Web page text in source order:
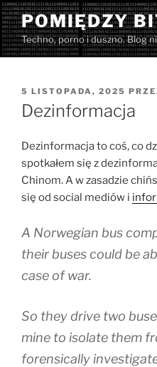
Przejdź
do
treści
POMIĘDZY
Techno, porno i duszno. Blog
OPUBLIKOWANE
W
5 LISTOPADA, 2025
Dezinformacja
Dezinformacja to coś, co
spotkałem się z
Chinom. A w zasadzie
się od social mediów i
A Norwegian bus
their buses could be
case of war.
So they drive two
mine to isolate them
forensically